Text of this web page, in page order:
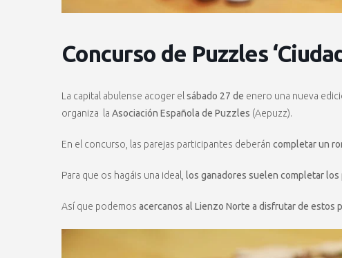
Concurso de Puzzles
La capital abulense acoger el sábado 27 de enero una nueva
organiza la Asociación Española de Puzzles (Aepuzz).
En el concurso, las parejas participantes deberán completar un
Para que os hagáis una ideal, los ganadores suelen completar
Así que podemos acercanos al Lienzo Norte a disfrutar de estos